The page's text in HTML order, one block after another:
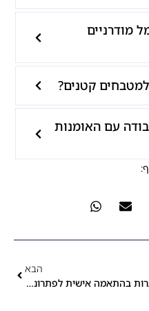
מודרניים
קטנים?
עם האומנות
הבא
נגרות בהתאמה אישית לפתרונות מחזור והפרדת אשפה